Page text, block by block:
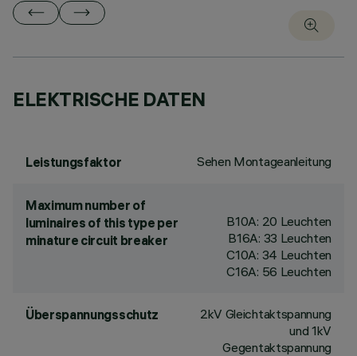
ELEKTRISCHE DATEN
Leistungsfaktor Sehen Montageanleitung
Maximum number of
luminaires of this type per
minature circuit breaker
B10A: 20 Leuchten
B16A: 33 Leuchten
C10A: 34 Leuchten
C16A: 56 Leuchten
Überspannungsschutz
2kV Gleichtaktspannung
und 1kV
Gegentaktspannung